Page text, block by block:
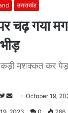
उत्तराखंड
चढ़ गया
कड़ी मशक्कत कर पेड़
Follow
SendOctober 19,